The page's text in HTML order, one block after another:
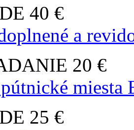
40 €
a
20 €
miesta
25 €